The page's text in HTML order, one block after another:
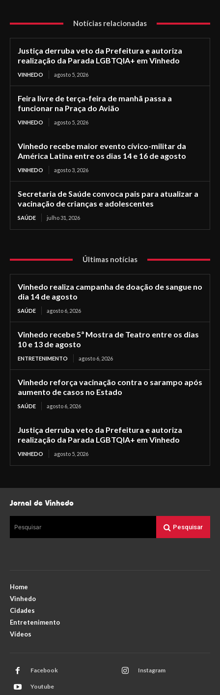
Notícias relacionadas
Justiça derruba veto da Prefeitura e autoriza
realização da Parada LGBTQIA+ em Vinhedo
VINHEDO agosto 5, 2026
Feira livre de terça-feira de manhã passa a
funcionar na Praça do Avião
VINHEDO agosto 5, 2026
Vinhedo recebe maior evento cívico-militar da
América Latina entre os dias 14 e 16 de agosto
VINHEDO agosto 3, 2026
Secretaria de Saúde convoca pais para atualizar a
vacinação de crianças e adolescentes
SAÚDE julho 31, 2026
Últimas notícias
Vinhedo realiza campanha de doação de sangue no
dia 14 de agosto
SAÚDE agosto 6, 2026
Vinhedo recebe 5ª Mostra de Teatro entre os dias
10 e 13 de agosto
ENTRETENIMENTO agosto 6, 2026
Vinhedo reforça vacinação contra o sarampo após
aumento de casos no Estado
SAÚDE agosto 6, 2026
Justiça derruba veto da Prefeitura e autoriza
realização da Parada LGBTQIA+ em Vinhedo
VINHEDO agosto 5, 2026
Jornal de Vinhedo
Pesquisar Pesquisar
Home
Vinhedo
Cidades
Entretenimento
Vídeos
Facebook Instagram
Youtube